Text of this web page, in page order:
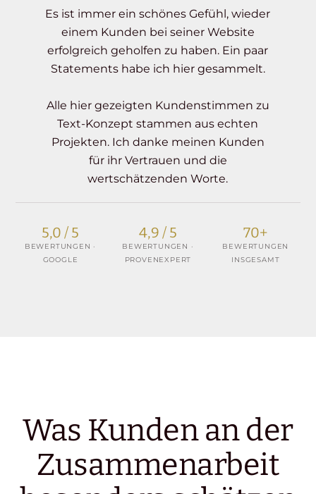
Es ist immer ein schönes Gefühl, wieder
einem Kunden bei seiner Website
erfolgreich geholfen zu haben. Ein paar
Statements habe ich hier gesammelt.
Alle hier gezeigten Kundenstimmen zu
Text-Konzept stammen aus echten
Projekten. Ich danke meinen Kunden
für ihr Vertrauen und die
wertschätzenden Worte.
5,0 / 5
BEWERTUNGEN ·
GOOGLE
4,9 / 5
BEWERTUNGEN ·
PROVENEXPERT
70+
BEWERTUNGEN
INSGESAMT
Was Kunden an der
Zusammenarbeit